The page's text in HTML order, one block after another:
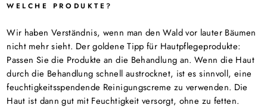
WELCHE PRODUKTE?
Wir haben Verständnis, wenn man den Wald vor lauter Bäumen
nicht mehr sieht. Der goldene Tipp für Hautpflegeprodukte:
Passen Sie die Produkte an die Behandlung an. Wenn die Haut
durch die Behandlung schnell austrocknet, ist es sinnvoll, eine
feuchtigkeitsspendende Reinigungscreme zu verwenden. Die
Haut ist dann gut mit Feuchtigkeit versorgt, ohne zu fetten.